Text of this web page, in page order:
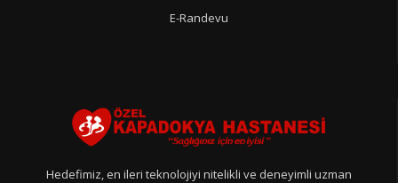
E-Randevu
Hedefimiz, en ileri teknolojiyi nitelikli ve deneyimli uzman